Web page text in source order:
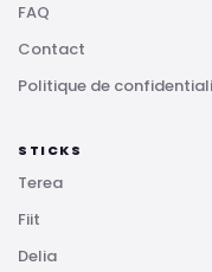
FAQ
Contact
Politique de
STICKS
Terea
Fiit
Delia